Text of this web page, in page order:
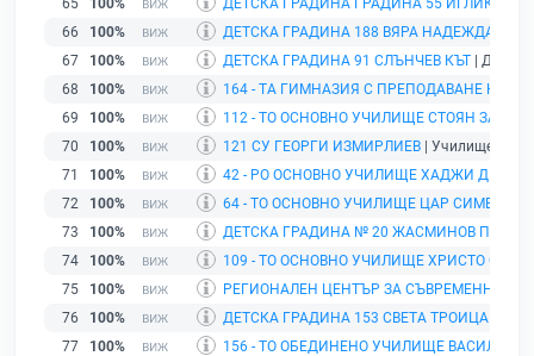
65
100% ДЕТСКА ГРАДИНА ГРАДИНА 55 ИГЛИКА
66
100%
ДЕТСКА ГРАДИНА 188 ВЯРА НАДЕЖДА
67
100% ДЕТСКА ГРАДИНА 91 СЛЪНЧЕВ КЪТ |
68
100%
164 - ТА ГИМНАЗИЯ С ПРЕПОДАВАНЕ НА
69
100%
112 - ТО ОСНОВНО УЧИЛИЩЕ СТОЯН
70
100% 121 СУ ГЕОРГИ ИЗМИРЛИЕВ | Училище | гр.
71
100%
42 - РО ОСНОВНО УЧИЛИЩЕ ХАДЖИ
72
100%
64 - ТО ОСНОВНО УЧИЛИЩЕ ЦАР СИМЕОН
73
100% ДЕТСКА ГРАДИНА № 20 ЖАСМИНОВ ПАРК
74
100%
109 - ТО ОСНОВНО УЧИЛИЩЕ ХРИСТО
75
100%
РЕГИОНАЛЕН ЦЕНТЪР ЗА СЪВРЕМЕННИ
76
100% ДЕТСКА ГРАДИНА 153 СВЕТА ТРОИЦА
77
100%
156 - ТО ОБЕДИНЕНО УЧИЛИЩЕ ВАСИЛ